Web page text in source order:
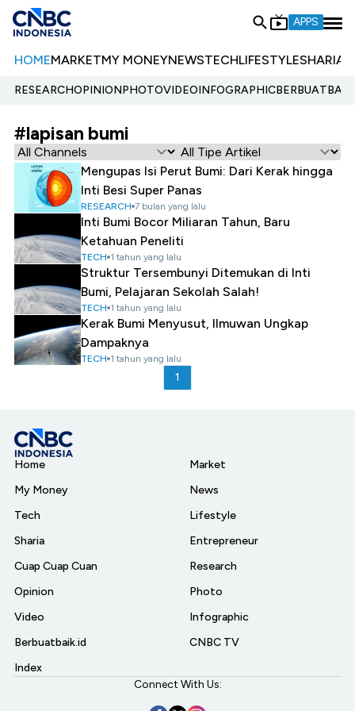
APPS
HOMEMARKETMY MONEYNEWSTECHLIFESTYLESHARIA
RESEARCHOPINIONPHOTOVIDEOINFOGRAPHIC
#lapisan bumi
Mengupas Isi Perut Bumi: Dari Kerak hingga
Inti Besi Super Panas
RESEARCH 7 bulan yang lalu
Inti Bumi Bocor Miliaran Tahun, Baru
Ketahuan Peneliti
TECH 1 tahun yang lalu
Struktur Tersembunyi Ditemukan di Inti
Bumi, Pelajaran Sekolah Salah!
TECH 1 tahun yang lalu
Kerak Bumi Menyusut, Ilmuwan Ungkap
Dampaknya
TECH 1 tahun yang lalu
1
Home
My Money
Tech
Sharia
Cuap Cuap Cuan
Opinion
Video
Berbuatbaik.id
Index
Market
News
Lifestyle
Entrepreneur
Research
Photo
Infographic
CNBC TV
Connect With Us: